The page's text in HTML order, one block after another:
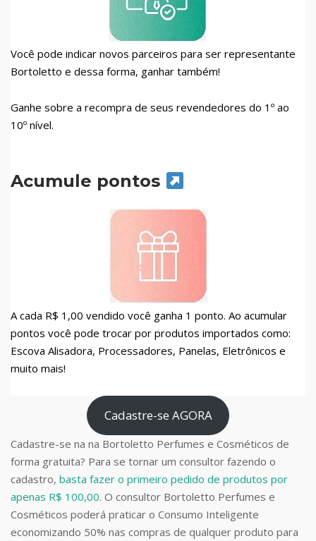
Você pode indicar novos parceiros para ser representante
Bortoletto e dessa forma, ganhar também!
Ganhe sobre a recompra de seus revendedores do 1º ao
10º nível.
Acumule pontos
A cada R$ 1,00 vendido você ganha 1 ponto. Ao acumular
pontos você pode trocar por produtos importados como:
Escova Alisadora, Processadores, Panelas, Eletrônicos e
muito mais!
Cadastre-se AGORA
Cadastre-se na na Bortoletto Perfumes e Cosméticos de
forma gratuita? Para se tornar um consultor fazendo o
cadastro, basta fazer o primeiro pedido de produtos por
apenas R$ 100,00. O consultor Bortoletto Perfumes e
Cosméticos poderá praticar o Consumo Inteligente
economizando 50% nas compras de qualquer produto para